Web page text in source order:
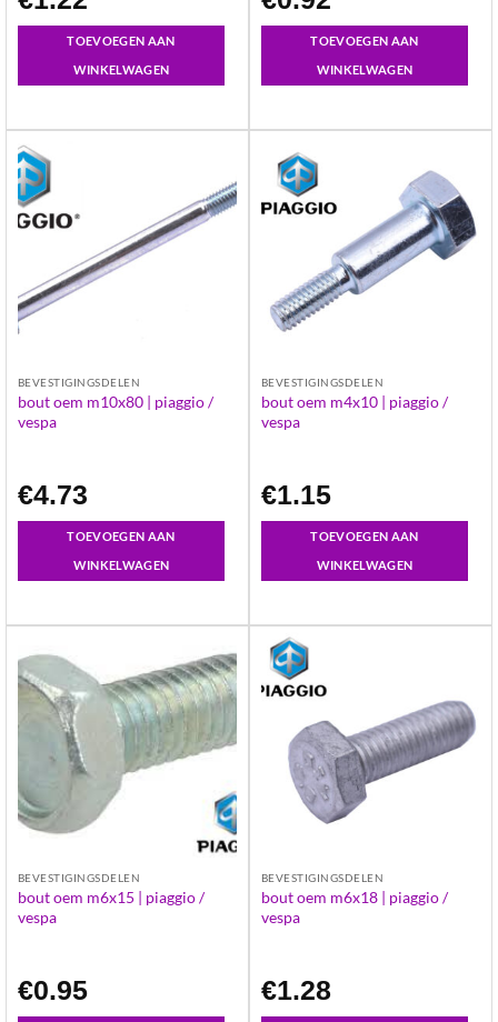
TOEVOEGEN AAN
WINKELWAGEN
TOEVOEGEN AAN
WINKELWAGEN
BEVESTIGINGSDELEN
bout oem m10x80 | piaggio /
vespa
€4.73
TOEVOEGEN AAN
WINKELWAGEN
BEVESTIGINGSDELEN
bout oem m4x10 | piaggio /
vespa
€1.15
TOEVOEGEN AAN
WINKELWAGEN
BEVESTIGINGSDELEN
bout oem m6x15 | piaggio /
vespa
€0.95
BEVESTIGINGSDELEN
bout oem m6x18 | piaggio /
vespa
€1.28